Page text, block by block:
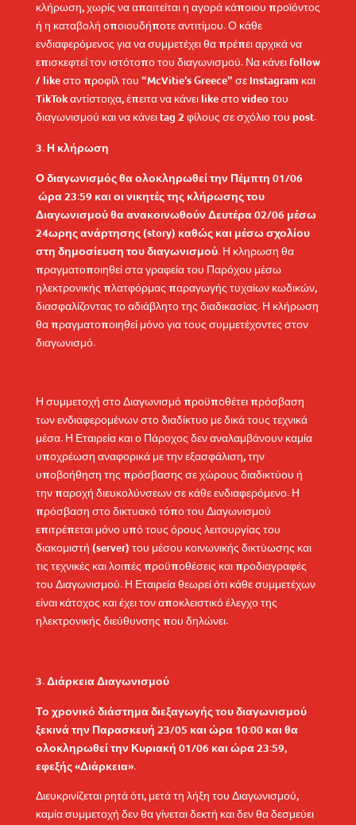
κλήρωση, χωρίς να απαιτείται η αγορά κάποιου προϊόντος
ή η καταβολή οποιουδήποτε αντιτίμου. Ο κάθε
ενδιαφερόμενος για να συμμετέχει θα πρέπει αρχικά να
επισκεφτεί τον ιστότοπο του διαγωνισμού. Να κάνει follow
/ like στο προφίλ του “McVitie’s Greece” σε Instagram και
TikTok αντίστοιχα, έπειτα να κάνει like στο video του
διαγωνισμού και να κάνει tag 2 φίλους σε σχόλιο του post.
Η κλήρωση
Ο διαγωνισμός θα ολοκληρωθεί την Πέμπτη 01/06
ώρα 23:59 και οι νικητές της κλήρωσης του
Διαγωνισμού θα ανακοινωθούν Δευτέρα 02/06 μέσω
24ωρης ανάρτησης (story) καθώς και μέσω σχολίου
στη δημοσίευση του διαγωνισμού. Η κληρωση θα
πραγματοποιηθεί στα γραφεία του Παρόχου μέσω
ηλεκτρονικής πλατφόρμας παραγωγής τυχαίων κωδικών,
διασφαλίζοντας το αδιάβλητο της διαδικασίας. Η κλήρωση
θα πραγματοποιηθεί μόνο για τους συμμετέχοντες στον
διαγωνισμό.
Η συμμετοχή στο Διαγωνισμό προϋποθέτει πρόσβαση
των ενδιαφερομένων στο διαδίκτυο με δικά τους τεχνικά
μέσα. Η Εταιρεία και ο Πάροχος δεν αναλαμβάνουν καμία
υποχρέωση αναφορικά με την εξασφάλιση, την
υποβοήθηση της πρόσβασης σε χώρους διαδικτύου ή
την παροχή διευκολύνσεων σε κάθε ενδιαφερόμενο. Η
πρόσβαση στο δικτυακό τόπο του Διαγωνισμού
επιτρέπεται μόνο υπό τους όρους λειτουργίας του
διακομιστή (server) του μέσου κοινωνικής δικτύωσης και
τις τεχνικές και λοιπές προϋποθέσεις και προδιαγραφές
του Διαγωνισμού. Η Εταιρεία θεωρεί ότι κάθε συμμετέχων
είναι κάτοχος και έχει τον αποκλειστικό έλεγχο της
ηλεκτρονικής διεύθυνσης που δηλώνει.
Διάρκεια Διαγωνισμού
Το χρονικό διάστημα διεξαγωγής του διαγωνισμού
ξεκινά την Παρασκευή 23/05 και ώρα 10:00 και θα
ολοκληρωθεί τηνΚυριακή 01/06 και ώρα 23:59,
εφεξής «Διάρκεια».
Διευκρινίζεται ρητά ότι, μετά τη λήξη του Διαγωνισμού,
καμία συμμετοχή δεν θα γίνεται δεκτή και δεν θα δεσμεύει